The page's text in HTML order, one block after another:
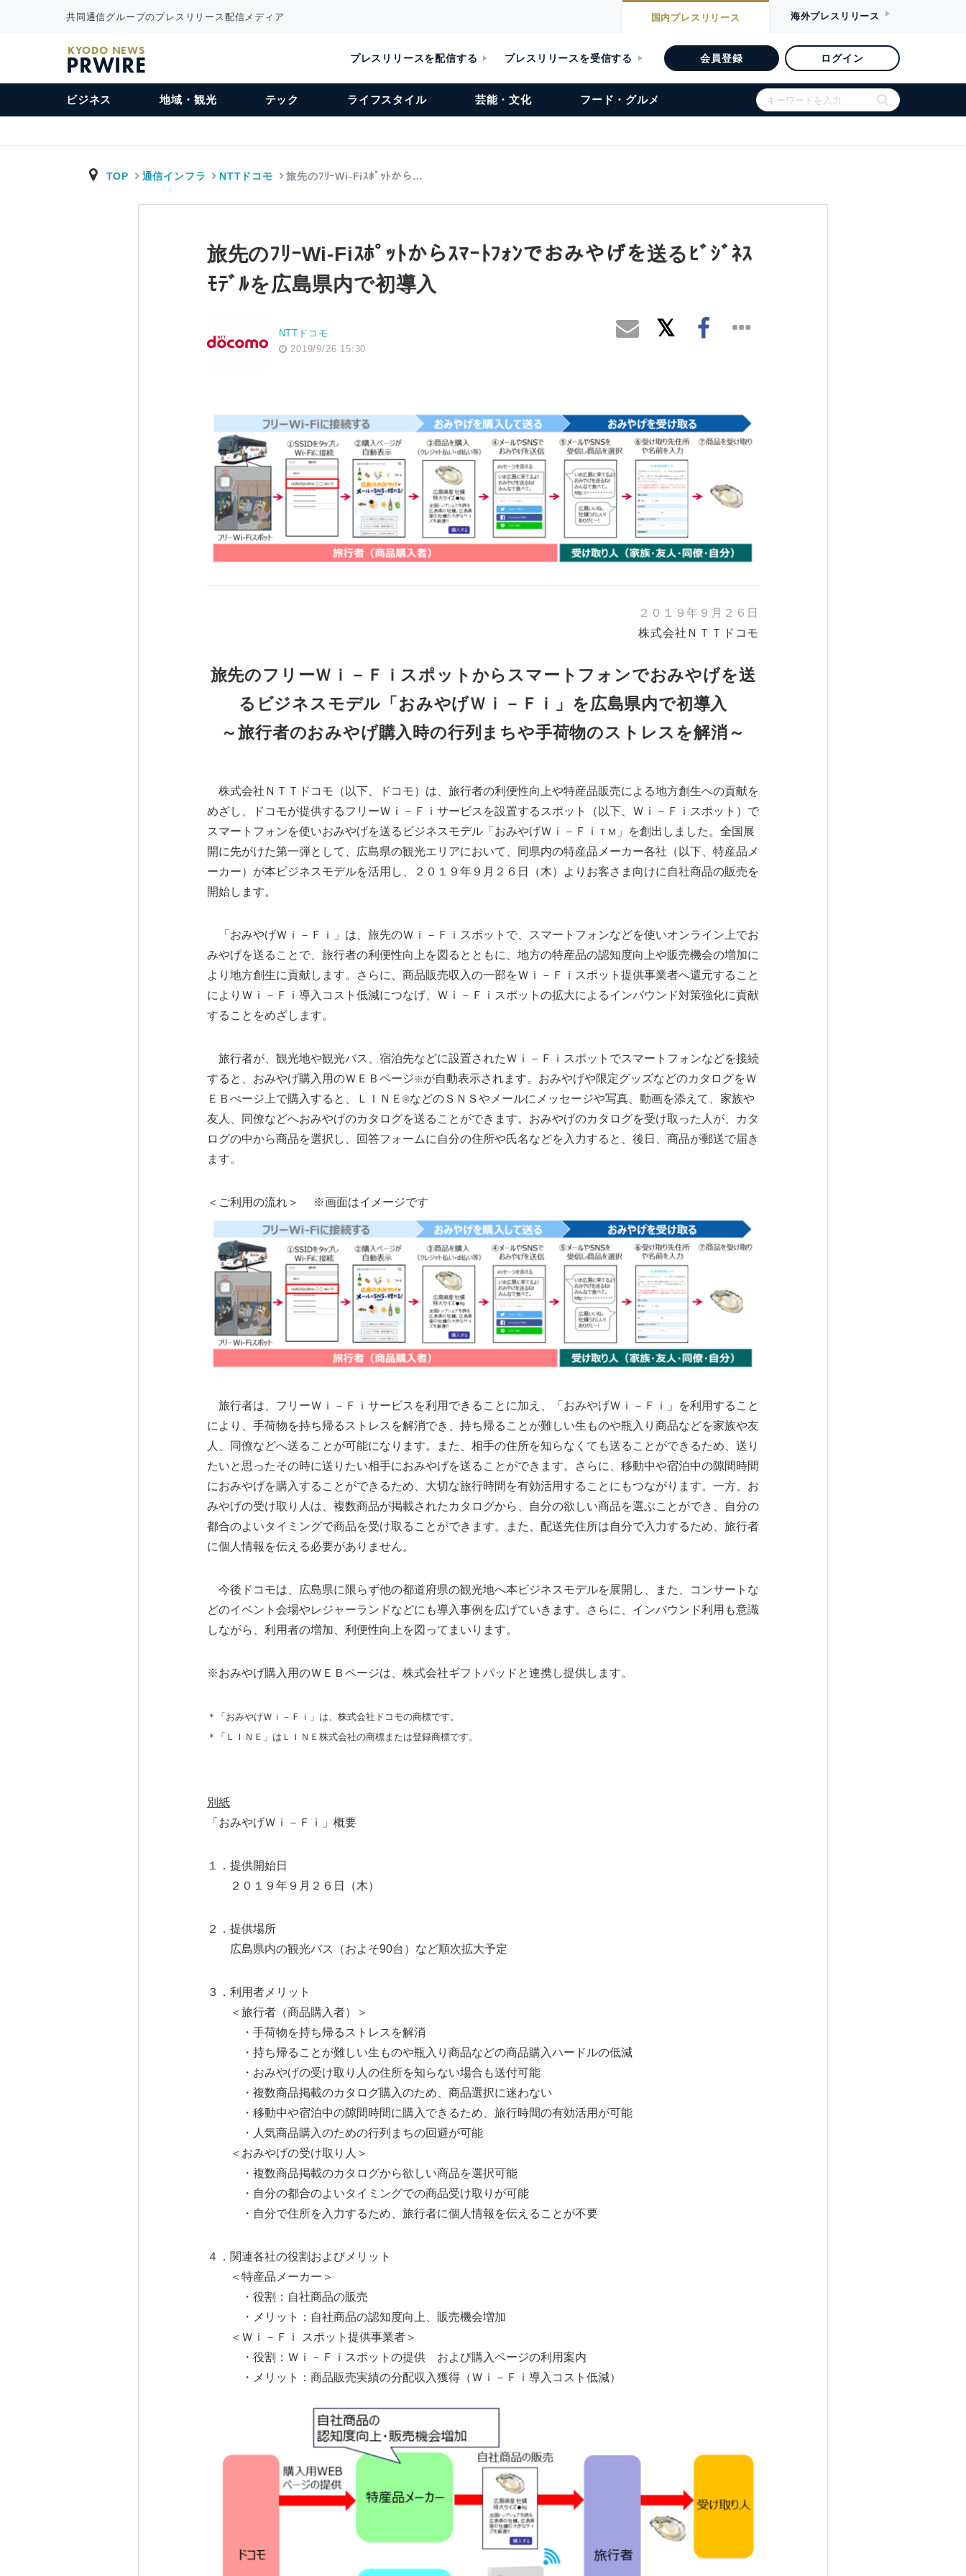
共同通信グループのプレスリリース配信メディア 国内プレスリリース 海外プレスリリース
KYODO NEWS
PRWIRE プレスリリースを配信する プレスリリースを受信する 会員登録 ログイン
ビジネス 地域・観光 テック ライフスタイル 芸能・文化 フード・グルメ
TOP 通信インフラ NTTドコモ 旅先のﾌﾘｰWi-Fiｽﾎﾟｯﾄから…
旅先のﾌﾘｰWi-Fiｽﾎﾟｯﾄからｽﾏｰﾄﾌｫﾝでおみやげを送るﾋﾞｼﾞﾈｽ
ﾓﾃﾞﾙを広島県内で初導入
NTTドコモ
2019/9/26 15:30
２０１９年９月２６日
株式会社ＮＴＴドコモ
旅先のフリーＷｉ－Ｆｉスポットからスマートフォンでおみやげを送
るビジネスモデル「おみやげＷｉ－Ｆｉ」を広島県内で初導入
～旅行者のおみやげ購入時の行列まちや手荷物のストレスを解消～
株式会社ＮＴＴドコモ（以下、ドコモ）は、旅行者の利便性向上や特産品販売による地方創生への貢献を
めざし、ドコモが提供するフリーＷｉ－Ｆｉサービスを設置するスポット（以下、Ｗｉ－Ｆｉスポット）で
スマートフォンを使いおみやげを送るビジネスモデル「おみやげＷｉ－Ｆｉ
ＴＭ 」を創出しました。全国展
開に先がけた第一弾として、広島県の観光エリアにおいて、同県内の特産品メーカー各社（以下、特産品メ
ーカー）が本ビジネスモデルを活用し、２０１９年９月２６日（木）よりお客さま向けに自社商品の販売を
開始します。
「おみやげＷｉ－Ｆｉ」は、旅先のＷｉ－Ｆｉスポットで、スマートフォンなどを使いオンライン上でお
みやげを送ることで、旅行者の利便性向上を図るとともに、地方の特産品の認知度向上や販売機会の増加に
より地方創生に貢献します。さらに、商品販売収入の一部をＷｉ－Ｆｉスポット提供事業者へ還元すること
によりＷｉ－Ｆｉ導入コスト低減につなげ、Ｗｉ－Ｆｉスポットの拡大によるインバウンド対策強化に貢献
することをめざします。
旅行者が、観光地や観光バス、宿泊先などに設置されたＷｉ－Ｆｉスポットでスマートフォンなどを接続
すると、おみやげ購入用のＷＥＢページ ※ が自動表示されます。おみやげや限定グッズなどのカタログをＷ
ＥＢぺージ上で購入すると、ＬＩＮＥ ®などのＳＮＳやメールにメッセージや写真、動画を添えて、家族や
友人、同僚などへおみやげのカタログを送ることができます。おみやげのカタログを受け取った人が、カタ
ログの中から商品を選択し、回答フォームに自分の住所や氏名などを入力すると、後日、商品が郵送で届き
ます。
＜ご利用の流れ＞ ※画面はイメージです
旅行者は、フリーＷｉ－Ｆｉサービスを利用できることに加え、「おみやげＷｉ－Ｆｉ」を利用すること
により、手荷物を持ち帰るストレスを解消でき、持ち帰ることが難しい生ものや瓶入り商品などを家族や友
人、同僚などへ送ることが可能になります。また、相手の住所を知らなくても送ることができるため、送り
たいと思ったその時に送りたい相手におみやげを送ることができます。さらに、移動中や宿泊中の隙間時間
におみやげを購入することができるため、大切な旅行時間を有効活用することにもつながります。一方、お
みやげの受け取り人は、複数商品が掲載されたカタログから、自分の欲しい商品を選ぶことができ、自分の
都合のよいタイミングで商品を受け取ることができます。また、配送先住所は自分で入力するため、旅行者
に個人情報を伝える必要がありません。
今後ドコモは、広島県に限らず他の都道府県の観光地へ本ビジネスモデルを展開し、また、コンサートな
どのイベント会場やレジャーランドなどにも導入事例を広げていきます。さらに、インバウンド利用も意識
しながら、利用者の増加、利便性向上を図ってまいります。
※おみやげ購入用のＷＥＢページは、株式会社ギフトパッドと連携し提供します。
＊「おみやげＷｉ－Ｆｉ」は、株式会社ドコモの商標です。
＊「ＬＩＮＥ」はＬＩＮＥ株式会社の商標または登録商標です。
別紙
「おみやげＷｉ－Ｆｉ」概要
１．提供開始日
２０１９年９月２６日（木）
２．提供場所
広島県内の観光バス（およそ90台）など順次拡大予定
３．利用者メリット
＜旅行者（商品購入者）＞
・手荷物を持ち帰るストレスを解消
・持ち帰ることが難しい生ものや瓶入り商品などの商品購入ハードルの低減
・おみやげの受け取り人の住所を知らない場合も送付可能
・複数商品掲載のカタログ購入のため、商品選択に迷わない
・移動中や宿泊中の隙間時間に購入できるため、旅行時間の有効活用が可能
・人気商品購入のための行列まちの回避が可能
＜おみやげの受け取り人＞
・複数商品掲載のカタログから欲しい商品を選択可能
・自分の都合のよいタイミングでの商品受け取りが可能
・自分で住所を入力するため、旅行者に個人情報を伝えることが不要
４．関連各社の役割およびメリット
＜特産品メーカー＞
・役割：自社商品の販売
・メリット：自社商品の認知度向上、販売機会増加
＜Ｗｉ－Ｆｉ スポット提供事業者＞
・役割：Ｗｉ－Ｆｉスポットの提供 および購入ページの利用案内
・メリット：商品販売実績の分配収入獲得（Ｗｉ－Ｆｉ導入コスト低減）
Japanese
English